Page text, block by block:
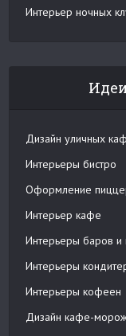
Интерьер ночных
Дизайн уличных
Интерьеры бистро
Оформление
Интерьер кафе
Интерьеры баров и
Интерьеры
Интерьеры кофеен
Дизайн кафе-